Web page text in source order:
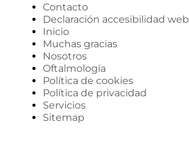
Contacto
Declaración accesibilidad web
Inicio
Muchas gracias
Nosotros
Oftalmología
Política de cookies
Política de privacidad
Servicios
Sitemap